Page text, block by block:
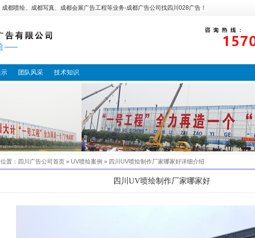
成都喷绘、 成都写真、 成都会展广告工程等业务-成都广告公司 找四川028广告 ！
团队风采 技术知识
置： 四川广告公司 首页 » UV喷绘案例 » 四川UV喷绘制作厂家哪家好详细介绍
四川UV喷绘制作厂家哪家好